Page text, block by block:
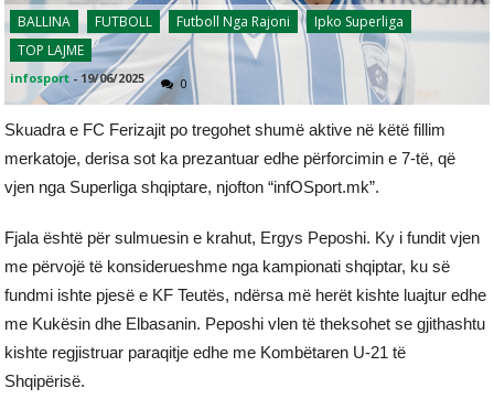
BALLINA FUTBOLL Futboll Nga Rajoni
Ipko Superliga
TOP LAJME
infosport - 19/06/2025 0
Skuadra e FC Ferizajit po tregohet shumë aktive në këtë fillim
merkatoje, derisa sot ka prezantuar edhe përforcimin e 7-të, që
vjen nga Superliga shqiptare, njofton “infOSport.mk”.
Fjala është për sulmuesin e krahut, Ergys Peposhi. Ky i fundit vjen
me përvojë të konsiderueshme nga kampionati shqiptar, ku së
fundmi ishte pjesë e KF Teutës, ndërsa më herët kishte luajtur edhe
me Kukësin dhe Elbasanin. Peposhi vlen të theksohet se gjithashtu
kishte regjistruar paraqitje edhe me Kombëtaren U-21 të
Shqipërisë.